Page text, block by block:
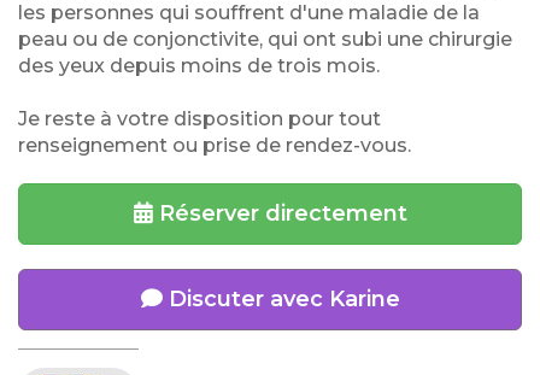
les personnes qui souffrent d'une maladie de la
peau ou de conjonctivite, qui ont subi une chirurgie
des yeux depuis moins de trois mois.
Je reste à votre disposition pour tout
renseignement ou prise de rendez-vous.
Réserver directement
Discuter avec Karine